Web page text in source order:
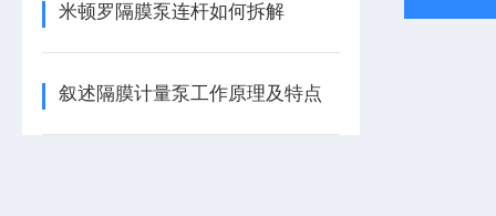
米顿罗隔膜泵连杆如何拆解
叙述隔膜计量泵工作原理及特点